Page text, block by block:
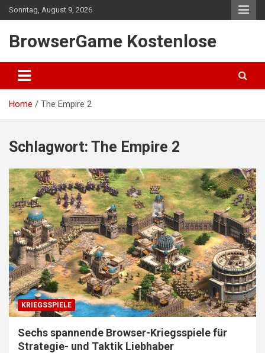
Skip
to
Sonntag, August 9, 2026
BrowserGame Kostenlose
Home The Empire 2
Schlagwort: The Empire 2
KRIEGSSPIELE
Sechs spannende Browser-Kriegsspiele für
Strategie- und Taktik Liebhaber